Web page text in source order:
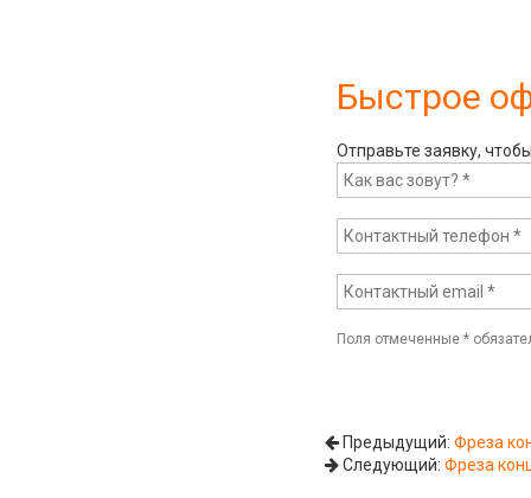
Быстрое
Отправьте заявку,
Поля отмеченные*
Предыдущий:Фреза
Следующий:Фреза